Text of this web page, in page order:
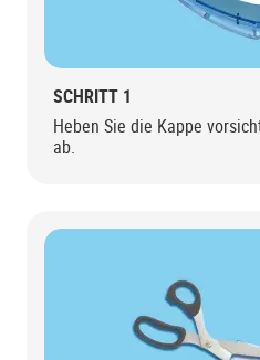
SCHRITT 1
Heben Sie die Kappe
ab.